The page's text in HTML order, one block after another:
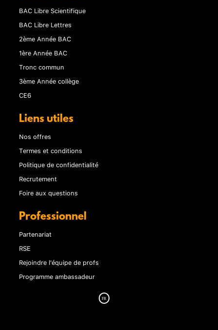
BAC Libre Scientifique
BAC Libre Lettres
2ème Année BAC
1ère Année BAC
Tronc commun
3ème Année collège
CE6
Liens utiles
Nos offres
Termes et conditions
Politique de confidentialité
Recrutement
Foire aux questions
Professionnel
Partenariat
RSE
Rejoindre l'équipe de profs
Programme ambassadeur